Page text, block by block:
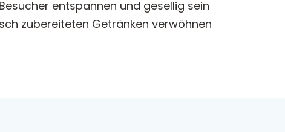
entspannen und gesellig sein
zubereiteten Getränken verwöhnen